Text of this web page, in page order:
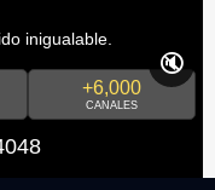
inigualable.
+6,000
CANALES
🔇